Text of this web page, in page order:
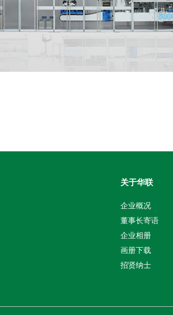
关于华联
企业概况
董事长寄语
企业相册
画册下载
招贤纳士